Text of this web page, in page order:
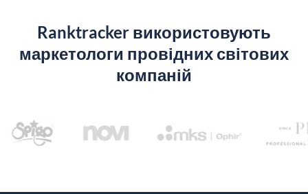
Ranktracker використовують
маркетологи провідних світових
компаній